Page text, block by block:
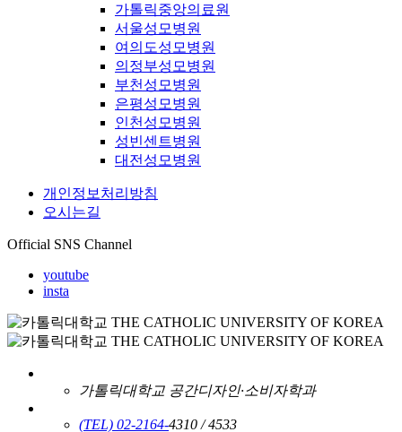
가톨릭중앙의료원
서울성모병원
여의도성모병원
의정부성모병원
부천성모병원
은평성모병원
인천성모병원
성빈센트병원
대전성모병원
개인정보처리방침
오시는길
Official SNS Channel
youtube
insta
가톨릭대학교 공간디자인·소비자학과
(TEL) 02-2164-4310 / 4533